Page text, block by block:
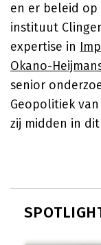
en er beleid op
instituut
expertise in
Okano-
senior
Geopolitiek
zij midden in